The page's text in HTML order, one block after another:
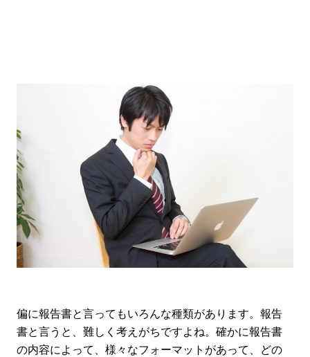
偏に報告書と言ってもいろんな種類があります。報告
書と言うと、難しく考えがちですよね。確かに報告書
の内容によって、様々なフォーマットがあって、どの